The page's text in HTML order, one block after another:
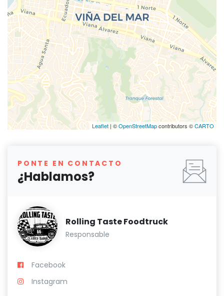
Leaflet | ©OpenStreetMapcontributors ©CARTO
PONTE EN CONTACTO
¿Hablamos?
Rolling Taste Foodtruck
Responsable
Facebook
Instagram